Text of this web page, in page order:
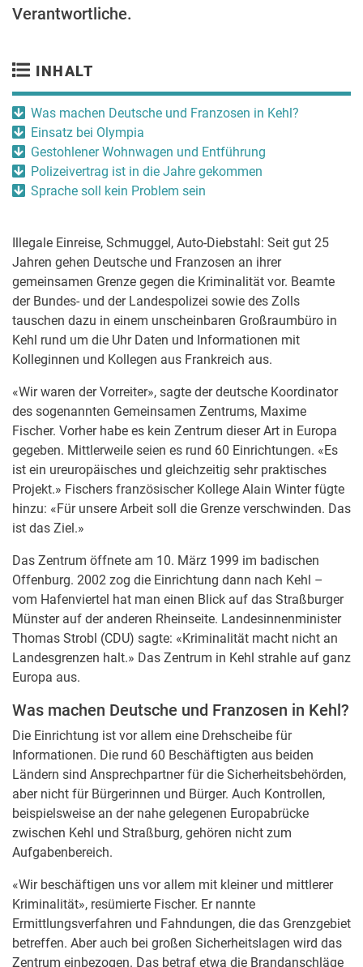
Verantwortliche.
INHALT
Was machen Deutsche und Franzosen in Kehl?
Einsatz bei Olympia
Gestohlener Wohnwagen und Entführung
Polizeivertrag ist in die Jahre gekommen
Sprache soll kein Problem sein
Illegale Einreise, Schmuggel, Auto-Diebstahl: Seit gut 25
Jahren gehen Deutsche und Franzosen an ihrer
gemeinsamen Grenze gegen die Kriminalität vor. Beamte
der Bundes- und der Landespolizei sowie des Zolls
tauschen dazu in einem unscheinbaren Großraumbüro in
Kehl rund um die Uhr Daten und Informationen mit
Kolleginnen und Kollegen aus Frankreich aus.
«Wir waren der Vorreiter», sagte der deutsche Koordinator
des sogenannten Gemeinsamen Zentrums, Maxime
Fischer. Vorher habe es kein Zentrum dieser Art in Europa
gegeben. Mittlerweile seien es rund 60 Einrichtungen. «Es
ist ein ureuropäisches und gleichzeitig sehr praktisches
Projekt.» Fischers französischer Kollege Alain Winter fügte
hinzu: «Für unsere Arbeit soll die Grenze verschwinden. Das
ist das Ziel.»
Das Zentrum öffnete am 10. März 1999 im badischen
Offenburg. 2002 zog die Einrichtung dann nach Kehl –
vom Hafenviertel hat man einen Blick auf das Straßburger
Münster auf der anderen Rheinseite. Landesinnenminister
Thomas Strobl (CDU) sagte: «Kriminalität macht nicht an
Landesgrenzen halt.» Das Zentrum in Kehl strahle auf ganz
Europa aus.
Was machen Deutsche und Franzosen in Kehl?
Die Einrichtung ist vor allem eine Drehscheibe für
Informationen. Die rund 60 Beschäftigten aus beiden
Ländern sind Ansprechpartner für die Sicherheitsbehörden,
aber nicht für Bürgerinnen und Bürger. Auch Kontrollen,
beispielsweise an der nahe gelegenen Europabrücke
zwischen Kehl und Straßburg, gehören nicht zum
Aufgabenbereich.
«Wir beschäftigen uns vor allem mit kleiner und mittlerer
Kriminalität», resümierte Fischer. Er nannte
Ermittlungsverfahren und Fahndungen, die das Grenzgebiet
betreffen. Aber auch bei großen Sicherheitslagen wird das
Zentrum einbezogen. Das betraf etwa die Brandanschläge